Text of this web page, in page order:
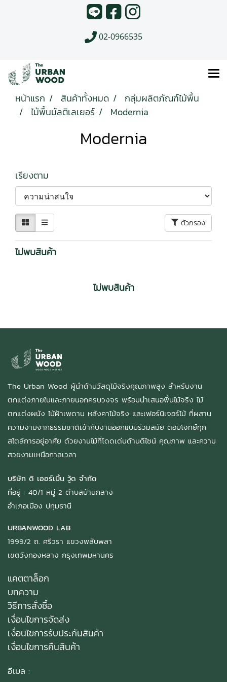
02-0966535
หน้าแรก สินค้าทั้งหมด
กลุ่มผลิตภัณฑ์ไม้พื้น
ไม้พื้นมัลติเลเยอร์
Modernia
Modernia
เรียงตาม
ตัวกรอง
ไม่พบสินค้า
ไม่พบสินค้า
The Urban Wood ผู้นำด้านวัสดุไม้จริงคุณภาพสูง สำหรับงาน
ตกแต่งภายในและภายนอกครบวงจร พร้อมนำเสนอพื้นไม้จริง ไม้
ตกแต่งผนัง ไม้ฝ้าเพดาน หลังคาไม้จริง และเฟอร์นิเจอร์ไม้ ที่ผสาน
ความงามจากธรรมชาติเข้ากับงานออกแบบร่วมสมัย ตอบโจทย์ทุก
สไตล์การอยู่อาศัย ด้วยงานไม้ที่โดดเด่นด้านดีไซน์ คุณภาพ และความ
สวยงามเหนือกาลเวลา
บริษัท ดิ เออร์เบิ้น วู้ด จำกัด
ที่อยู่ : 40/1 หมู่ 2 ตำบลบ้านกลาง
อำเภอเมือง ปทุมธานี
URBANWOOD LAB
1999/2 ถ. ศรีวรา แขวงพลับพลา
เขตวังทองหลาง กรุงเทพมหานคร
แคตตาล็อก
บทความ
วิธีการสั่งซื้อ
เงื่อนไขการจัดส่ง
เงื่อนไขการรับประกันสินค้า
เงื่อนไขการคืนสินค้า
อีเมล :